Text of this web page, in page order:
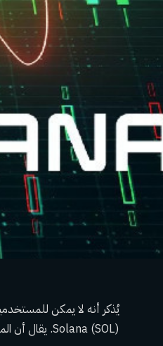
Solana (SOL). يقال أن المحفظة ربما انهارت في وضعها الحالي.